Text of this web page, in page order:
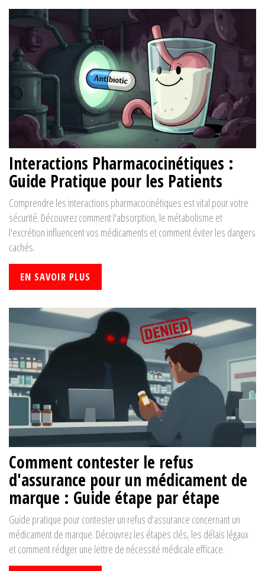
Interactions Pharmacocinétiques :
Guide Pratique pour les Patients
Comprendre les interactions pharmacocinétiques est vital pour votre
sécurité. Découvrez comment l'absorption, le métabolisme et
l'excrétion influencent vos médicaments et comment éviter les dangers
cachés.
EN SAVOIR PLUS
Comment contester le refus
d'assurance pour un médicament de
marque : Guide étape par étape
Guide pratique pour contester un refus d'assurance concernant un
médicament de marque. Découvrez les étapes clés, les délais légaux
et comment rédiger une lettre de nécessité médicale efficace.